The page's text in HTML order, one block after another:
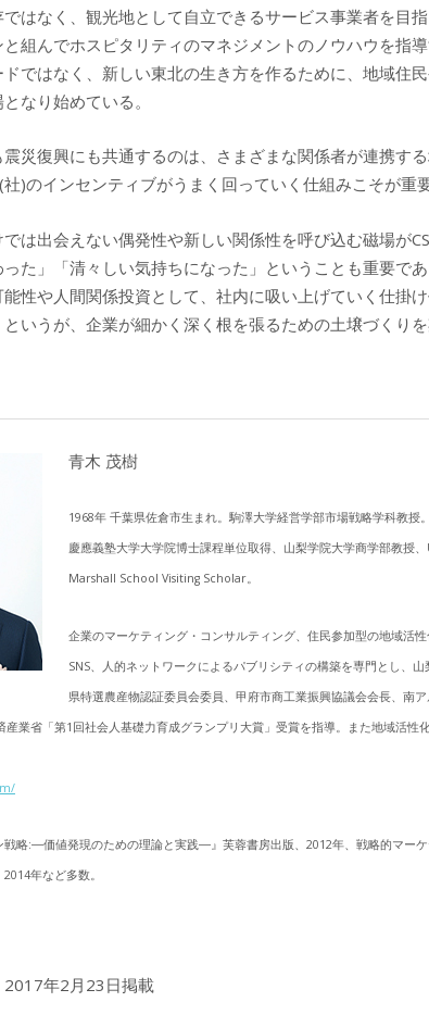
はなく、観光地として自立できるサービス事業者を目指
組んでホスピタリティのマネジメントのノウハウを指
ではなく、新しい東北の生き方を作るために、地域住
なり始めている。
災復興にも共通するのは、さまざまな関係者が連携す
)のインセンティブがうまく回っていく仕組みこそが重要
は出会えない偶発性や新しい関係性を呼び込む磁場が
た」「清々しい気持ちになった」ということも重要で
性や人間関係投資として、社内に吸い上げていく仕掛け
というが、企業が細かく深く根を張るための土壌づくりを
青木 茂樹
1968年 千葉県佐倉市生まれ。駒澤大学経営学部市場戦略学科教授。
慶應義塾大学大学院博士課程単位取得、山梨学院大学商学部教
Marshall School Visiting Scholar。
企業のマーケティング・コンサルティング、住民参加型の地域活
SNS、人的ネットワークによるパブリシティの構築を専門とし、
県特選農産物認証委員会委員、甲府市商工業振興協議会会長、南
業省「第1回社会人基礎力育成グランプリ大賞」受賞を指導。また地域活性
戦略:―価値発現のための理論と実践―』芙蓉書房出版、2012年、戦略的マー
年など多数。
年2月23日掲載